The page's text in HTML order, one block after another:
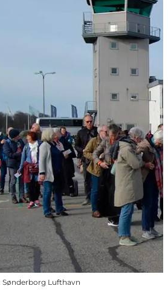
Sønderborg Lufthavn